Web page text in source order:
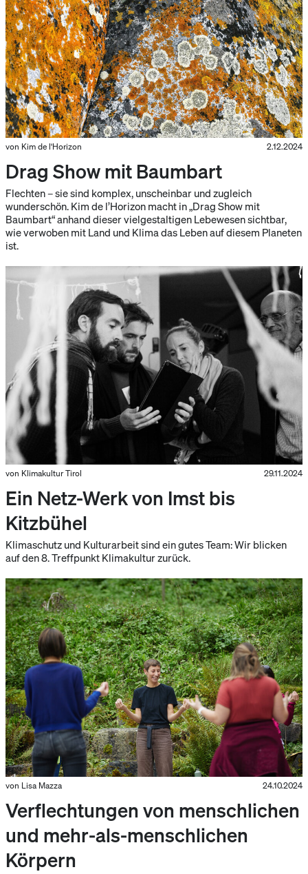
von Kim de l'Horizon 2.12.2024
Drag Show mit Baumbart
Flechten – sie sind komplex, unscheinbar und zugleich
wunderschön. Kim de l’Horizon macht in „Drag Show mit
Baumbart“ anhand dieser vielgestaltigen Lebewesen sichtbar,
wie verwoben mit Land und Klima das Leben auf diesem Planeten
ist.
von Klimakultur Tirol 29.11.2024
Ein Netz-Werk von Imst bis
Kitzbühel
Klimaschutz und Kulturarbeit sind ein gutes Team: Wir blicken
auf den 8. Treffpunkt Klimakultur zurück.
von Lisa Mazza 24.10.2024
Verflechtungen von menschlichen
und mehr-als-menschlichen
Körpern